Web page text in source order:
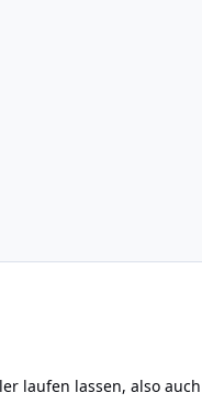
laufen lassen, also